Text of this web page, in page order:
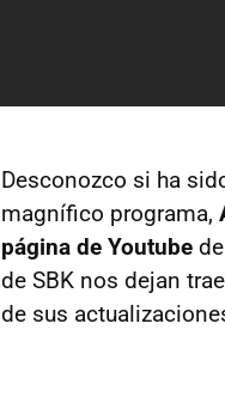
Desconozco si ha
magnífico programa,
página de Youtube
de SBK nos dejan
de sus